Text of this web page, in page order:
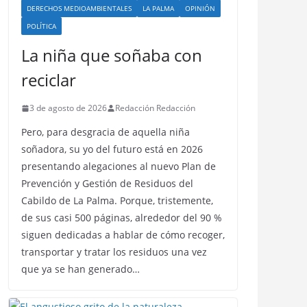
DERECHOS MEDIOAMBIENTALES LA PALMA
OPINIÓN
POLÍTICA
La niña que soñaba con
reciclar
3 de agosto de 2026 Redacción Redacción
Pero, para desgracia de aquella niña
soñadora, su yo del futuro está en 2026
presentando alegaciones al nuevo Plan de
Prevención y Gestión de Residuos del
Cabildo de La Palma. Porque, tristemente,
de sus casi 500 páginas, alrededor del 90 %
siguen dedicadas a hablar de cómo recoger,
transportar y tratar los residuos una vez
que ya se han generado…